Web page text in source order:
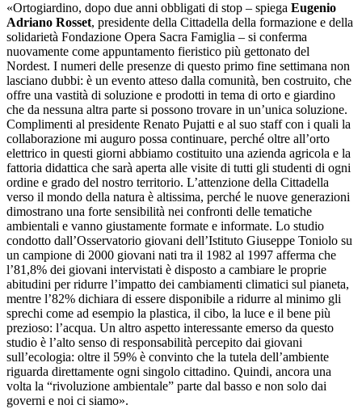
«Ortogiardino, dopo due anni obbligati di stop – spiega Eugenio
Adriano Rosset, presidente della Cittadella della formazione e della
solidarietà Fondazione Opera Sacra Famiglia – si conferma
nuovamente come appuntamento fieristico più gettonato del
Nordest. I numeri delle presenze di questo primo fine settimana non
lasciano dubbi: è un evento atteso dalla comunità, ben costruito, che
offre una vastità di soluzione e prodotti in tema di orto e giardino
che da nessuna altra parte si possono trovare in un’unica soluzione.
Complimenti al presidente Renato Pujatti e al suo staff con i quali la
collaborazione mi auguro possa continuare, perché oltre all’orto
elettrico in questi giorni abbiamo costituito una azienda agricola e la
fattoria didattica che sarà aperta alle visite di tutti gli studenti di ogni
ordine e grado del nostro territorio. L’attenzione della Cittadella
verso il mondo della natura è altissima, perché le nuove generazioni
dimostrano una forte sensibilità nei confronti delle tematiche
ambientali e vanno giustamente formate e informate. Lo studio
condotto dall’Osservatorio giovani dell’Istituto Giuseppe Toniolo su
un campione di 2000 giovani nati tra il 1982 al 1997 afferma che
l’81,8% dei giovani intervistati è disposto a cambiare le proprie
abitudini per ridurre l’impatto dei cambiamenti climatici sul pianeta,
mentre l’82% dichiara di essere disponibile a ridurre al minimo gli
sprechi come ad esempio la plastica, il cibo, la luce e il bene più
prezioso: l’acqua. Un altro aspetto interessante emerso da questo
studio è l’alto senso di responsabilità percepito dai giovani
sull’ecologia: oltre il 59% è convinto che la tutela dell’ambiente
riguarda direttamente ogni singolo cittadino. Quindi, ancora una
volta la “rivoluzione ambientale” parte dal basso e non solo dai
governi e noi ci siamo».